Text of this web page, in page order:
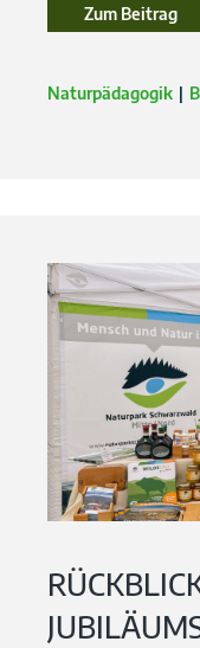
Zum Beitrag
Naturpädagogik